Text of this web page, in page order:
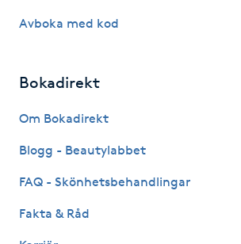
Avboka med kod
Bokadirekt
Om Bokadirekt
Blogg - Beautylabbet
FAQ - Skönhetsbehandlingar
Fakta & Råd